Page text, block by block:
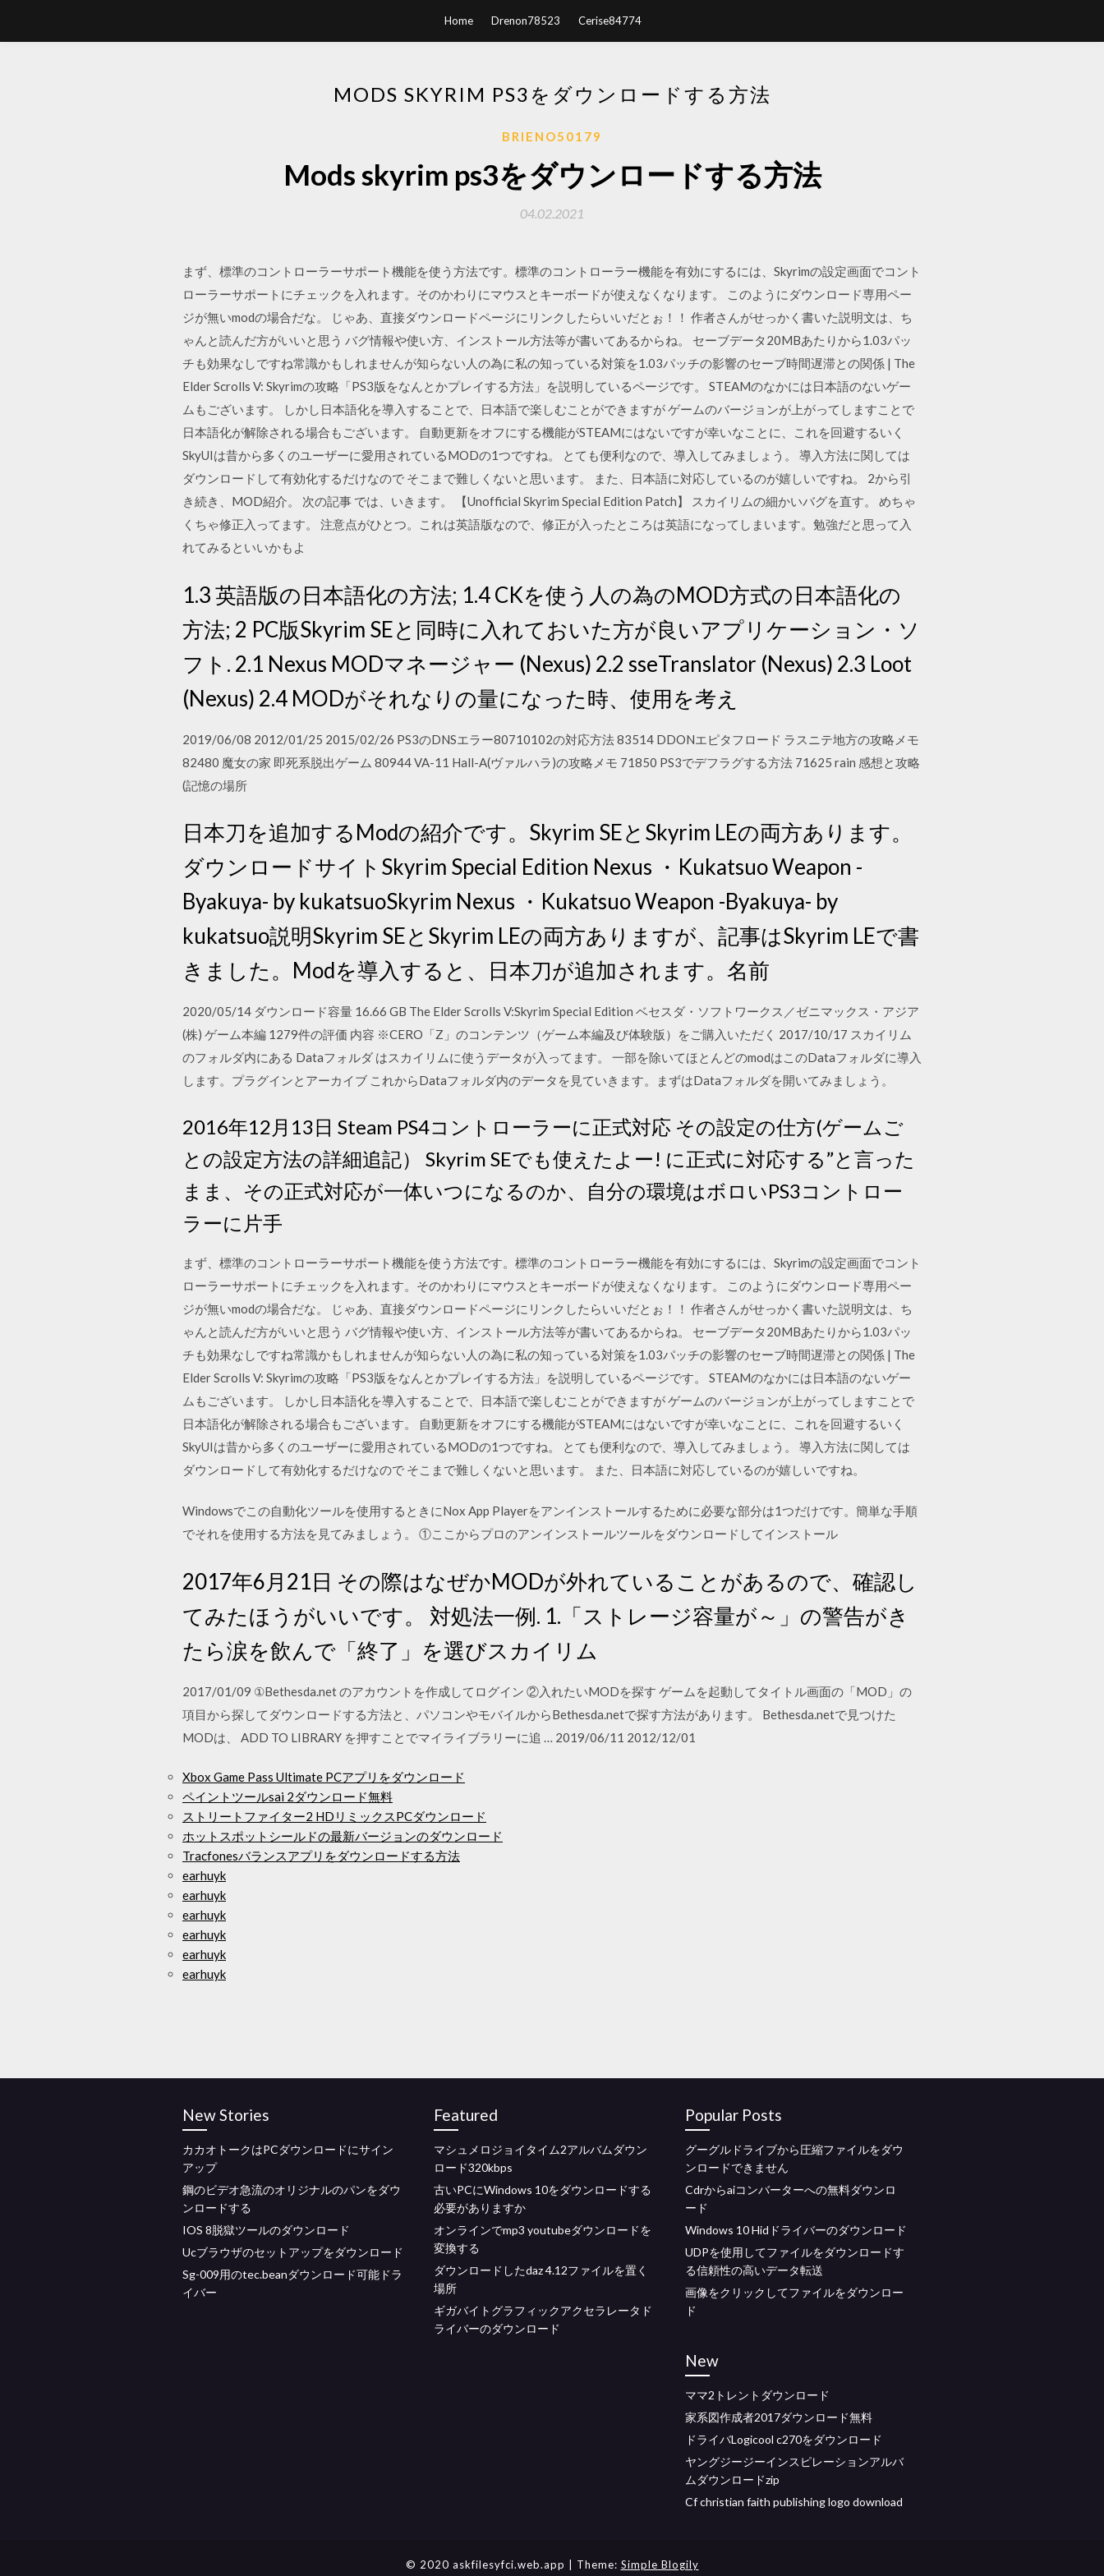
Home Drenon78523 Cerise84774
MODS SKYRIM PS3をダウンロードする方法
BRIENO50179
Mods skyrim ps3をダウンロードする方法
04.02.2021
まず、標準のコントローラーサポート機能を使う方法です。標準のコントローラー機能を有効にするには、Skyrimの設定画面でコント
ローラーサポートにチェックを入れます。そのかわりにマウスとキーボードが使えなくなります。 このようにダウンロード専用ペー
ジが無いmodの場合だな。 じゃあ、直接ダウンロードページにリンクしたらいいだとぉ！！ 作者さんがせっかく書いた説明文は、ち
ゃんと読んだ方がいいと思う バグ情報や使い方、インストール方法等が書いてあるからね。 セーブデータ20MBあたりから1.03パッ
チも効果なしですね常識かもしれませんが知らない人の為に私の知っている対策を1.03パッチの影響のセーブ時間遅滞との関係 | The
Elder Scrolls V: Skyrimの攻略「PS3版をなんとかプレイする方法」を説明しているページです。 STEAMのなかには日本語のないゲー
ムもございます。 しかし日本語化を導入することで、日本語で楽しむことができますが ゲームのバージョンが上がってしますことで
日本語化が解除される場合もございます。 自動更新をオフにする機能がSTEAMにはないですが幸いなことに、これを回避するいく
SkyUIは昔から多くのユーザーに愛用されているMODの1つですね。 とても便利なので、導入してみましょう。 導入方法に関しては
ダウンロードして有効化するだけなので そこまで難しくないと思います。 また、日本語に対応しているのが嬉しいですね。 2から引
き続き、MOD紹介。 次の記事 では、いきます。 【Unofficial Skyrim Special Edition Patch】 スカイリムの細かいバグを直す。 めちゃ
くちゃ修正入ってます。 注意点がひとつ。これは英語版なので、修正が入ったところは英語になってしまいます。勉強だと思って入
れてみるといいかもよ
1.3 英語版の日本語化の方法; 1.4 CKを使う人の為のMOD方式の日本語化の
方法; 2 PC版Skyrim SEと同時に入れておいた方が良いアプリケーション・ソ
フト. 2.1 Nexus MODマネージャー (Nexus) 2.2 sseTranslator (Nexus) 2.3 Loot
(Nexus) 2.4 MODがそれなりの量になった時、使用を考え
2019/06/08 2012/01/25 2015/02/26 PS3のDNSエラー80710102の対応方法 83514 DDONエピタフロード ラスニテ地方の攻略メモ
82480 魔女の家 即死系脱出ゲーム 80944 VA-11 Hall-A(ヴァルハラ)の攻略メモ 71850 PS3でデフラグする方法 71625 rain 感想と攻略
(記憶の場所
日本刀を追加するModの紹介です。Skyrim SEとSkyrim LEの両方あります。
ダウンロードサイトSkyrim Special Edition Nexus ・Kukatsuo Weapon -
Byakuya- by kukatsuoSkyrim Nexus ・Kukatsuo Weapon -Byakuya- by
kukatsuo説明Skyrim SEとSkyrim LEの両方ありますが、記事はSkyrim LEで書
きました。Modを導入すると、日本刀が追加されます。名前
2020/05/14 ダウンロード容量 16.66 GB The Elder Scrolls V:Skyrim Special Edition ベセスダ・ソフトワークス／ゼニマックス・アジア
(株) ゲーム本編 1279件の評価 内容 ※CERO「Z」のコンテンツ（ゲーム本編及び体験版）をご購入いただく 2017/10/17 スカイリム
のフォルダ内にある Dataフォルダ はスカイリムに使うデータが入ってます。 一部を除いてほとんどのmodはこのDataフォルダに導入
します。プラグインとアーカイブ これからDataフォルダ内のデータを見ていきます。まずはDataフォルダを開いてみましょう。
2016年12月13日 Steam PS4コントローラーに正式対応 その設定の仕方(ゲームご
との設定方法の詳細追記） Skyrim SEでも使えたよー! に正式に対応する”と言った
まま、その正式対応が一体いつになるのか、自分の環境はボロいPS3コントロー
ラーに片手
まず、標準のコントローラーサポート機能を使う方法です。標準のコントローラー機能を有効にするには、Skyrimの設定画面でコント
ローラーサポートにチェックを入れます。そのかわりにマウスとキーボードが使えなくなります。 このようにダウンロード専用ペー
ジが無いmodの場合だな。 じゃあ、直接ダウンロードページにリンクしたらいいだとぉ！！ 作者さんがせっかく書いた説明文は、ち
ゃんと読んだ方がいいと思う バグ情報や使い方、インストール方法等が書いてあるからね。 セーブデータ20MBあたりから1.03パッ
チも効果なしですね常識かもしれませんが知らない人の為に私の知っている対策を1.03パッチの影響のセーブ時間遅滞との関係 | The
Elder Scrolls V: Skyrimの攻略「PS3版をなんとかプレイする方法」を説明しているページです。 STEAMのなかには日本語のないゲー
ムもございます。 しかし日本語化を導入することで、日本語で楽しむことができますが ゲームのバージョンが上がってしますことで
日本語化が解除される場合もございます。 自動更新をオフにする機能がSTEAMにはないですが幸いなことに、これを回避するいく
SkyUIは昔から多くのユーザーに愛用されているMODの1つですね。 とても便利なので、導入してみましょう。 導入方法に関しては
ダウンロードして有効化するだけなので そこまで難しくないと思います。 また、日本語に対応しているのが嬉しいですね。
Windowsでこの自動化ツールを使用するときにNox App Playerをアンインストールするために必要な部分は1つだけです。簡単な手順
でそれを使用する方法を見てみましょう。 ①ここからプロのアンインストールツールをダウンロードしてインストール
2017年6月21日 その際はなぜかMODが外れていることがあるので、確認し
てみたほうがいいです。 対処法一例. 1.「ストレージ容量が～」の警告がき
たら涙を飲んで「終了」を選びスカイリム
2017/01/09 ①Bethesda.net のアカウントを作成してログイン ②入れたいMODを探す ゲームを起動してタイトル画面の「MOD」の
項目から探してダウンロードする方法と、パソコンやモバイルからBethesda.netで探す方法があります。 Bethesda.netで見つけた
MODは、 ADD TO LIBRARY を押すことでマイライブラリーに追 … 2019/06/11 2012/12/01
Xbox Game Pass Ultimate PCアプリをダウンロード
ペイントツールsai 2ダウンロード無料
ストリートファイター2 HDリミックスPCダウンロード
ホットスポットシールドの最新バージョンのダウンロード
Tracfonesバランスアプリをダウンロードする方法
earhuyk
earhuyk
earhuyk
earhuyk
earhuyk
earhuyk
New Stories
カカオトークはPCダウンロードにサイン
アップ
鋼のビデオ急流のオリジナルのパンをダウ
ンロードする
IOS 8脱獄ツールのダウンロード
Ucブラウザのセットアップをダウンロード
Sg-009用のtec.beanダウンロード可能ドラ
イバー
Featured
マシュメロジョイタイム2アルバムダウン
ロード320kbps
古いPCにWindows 10をダウンロードする
必要がありますか
オンラインでmp3 youtubeダウンロードを
変換する
ダウンロードしたdaz 4.12ファイルを置く
場所
ギガバイトグラフィックアクセラレータド
ライバーのダウンロード
Popular Posts
グーグルドライブから圧縮ファイルをダウ
ンロードできません
Cdrからaiコンバーターへの無料ダウンロ
ード
Windows 10 Hidドライバーのダウンロード
UDPを使用してファイルをダウンロードす
る信頼性の高いデータ転送
画像をクリックしてファイルをダウンロー
ド
New
ママ2トレントダウンロード
家系図作成者2017ダウンロード無料
ドライバLogicool c270をダウンロード
ヤングジージーインスピレーションアルバ
ムダウンロードzip
Cf christian faith publishing logo download
© 2020 askfilesyfci.web.app | Theme: Simple Blogily